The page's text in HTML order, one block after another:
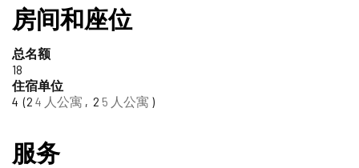
笔
记
中
加/
删
房间和座位
总名额
18
住宿单位
4 2 4 人公寓 2 5 人公寓
服务